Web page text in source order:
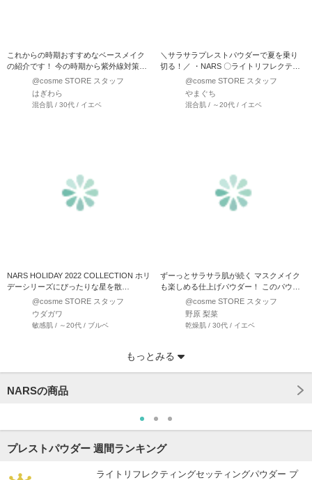
これからの時期おすすめなベースメイク
の紹介です！ 今の時期から紫外線対策か
なり大切になってきます…
@cosme STORE スタッフ
はぎわら
混合肌 / 30代 / イエベ
＼サラサラプレストパウダーで夏を乗り
切る！／ ・NARS 〇ライトリフレクティ
ングセッティ…@cosme STORE スタッフ
やまぐち
混合肌 / ～20代 / イエベ
NARS HOLIDAY 2022 COLLECTION ホリ
デーシリーズにぴったりな星を散…
@cosme STORE スタッフ
ウダガワ
敏感肌 / ～20代 / ブルベ
ずーっとサラサラ肌が続く マスクメイク
も楽しめる仕上げパウダー！ このパウダ
ー本当にすごい…
@cosme STORE スタッフ
野原 梨菜
乾燥肌 / 30代 / イエベ
もっとみる
NARSの商品
プレストパウダー 週間ランキング
ライトリフレクティングセッティングパウダー プ